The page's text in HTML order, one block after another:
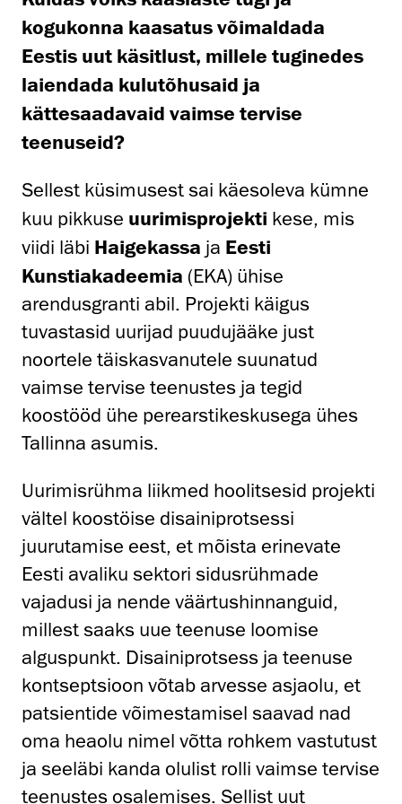
kogukonna kaasatus võimaldada
Eestis uut käsitlust, millele tuginedes
laiendada kulutõhusaid ja
kättesaadavaid vaimse tervise
teenuseid?
Sellest küsimusest sai käesoleva kümne
kuu pikkuse uurimisprojekti kese, mis
viidi läbi Haigekassa ja Eesti
Kunstiakadeemia (EKA) ühise
arendusgranti abil. Projekti käigus
tuvastasid uurijad puudujääke just
noortele täiskasvanutele suunatud
vaimse tervise teenustes ja tegid
koostööd ühe perearstikeskusega ühes
Tallinna asumis.
Uurimisrühma liikmed hoolitsesid projekti
vältel koostöise disainiprotsessi
juurutamise eest, et mõista erinevate
Eesti avaliku sektori sidusrühmade
vajadusi ja nende väärtushinnanguid,
millest saaks uue teenuse loomise
alguspunkt. Disainiprotsess ja teenuse
kontseptsioon võtab arvesse asjaolu, et
patsientide võimestamisel saavad nad
oma heaolu nimel võtta rohkem vastutust
ja seeläbi kanda olulist rolli vaimse tervise
teenustes osalemises. Sellist uut